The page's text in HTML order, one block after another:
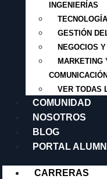
INGENIERÍAS
TECNOLOGÍA
GESTIÓN
NEGOCIOS
MARKETING
COMUNICACIÓN
VER TODAS
COMUNIDAD
NOSOTROS
BLOG
PORTAL
CARRERAS